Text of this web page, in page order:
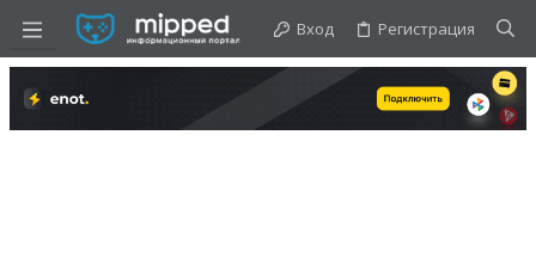
Вход Регистрация